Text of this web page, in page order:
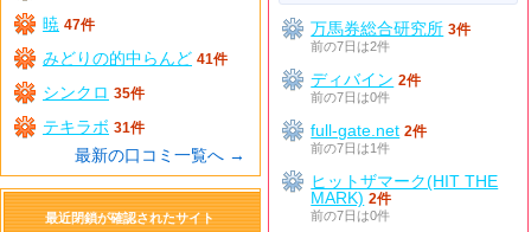
暁 47件
みどりの的中らんど 41件
シンクロ 35件
テキラボ 31件
最新の口コミ一覧へ →
万馬券総合研究所 3件
前の7日は2件
ディバイン 2件
前の7日は0件
full-gate.net 2件
前の7日は1件
ヒットザマーク(HIT THE
MARK) 2件
前の7日は0件
最近閉鎖が確認されたサイト